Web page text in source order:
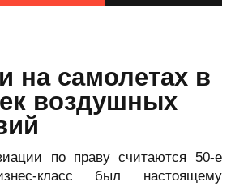
на самолетах в
воздушных
по праву считаются 50-е
класс был настоящему